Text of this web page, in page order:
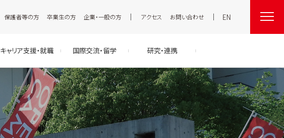
保護者等の方 卒業生の方 企業・一般の方 アクセス お問い合わせ EN
キャリア支援・就職 国際交流・留学 研究・連携